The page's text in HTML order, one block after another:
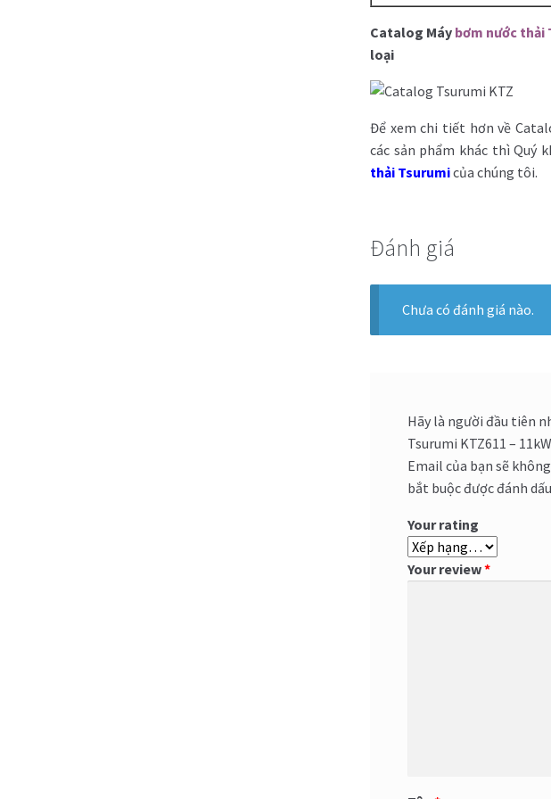
Catalog Máy bơm nước thải
loại
Để xem chi tiết hơn về
các sản phẩm khác thì Quý
thải Tsurumicủa chúng tôi.
Đánh giá
Chưa có đánh giá nào.
Hãy là người đầu tiên
Tsurumi KTZ611 –
Email của bạn sẽ
bắt buộc được đánh dấu
Your rating
Your review*